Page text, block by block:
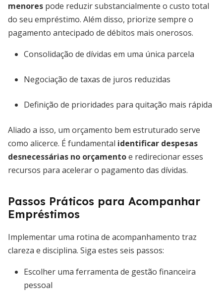
menores pode reduzir substancialmente o custo total
do seu empréstimo. Além disso, priorize sempre o
pagamento antecipado de débitos mais onerosos.
Consolidação de dívidas em uma única parcela
Negociação de taxas de juros reduzidas
Definição de prioridades para quitação mais rápida
Aliado a isso, um orçamento bem estruturado serve
como alicerce. É fundamental identificar despesas
desnecessárias no orçamentoe redirecionar esses
recursos para acelerar o pagamento das dívidas.
Passos Práticos para Acompanhar
Empréstimos
Implementar uma rotina de acompanhamento traz
clareza e disciplina. Siga estes seis passos:
Escolher uma ferramenta de gestão financeira
pessoal